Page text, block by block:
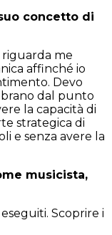
concetto di
me
affinché io
Devo
dal punto
la capacità di
strategica di
e senza avere la
musicista,
Scoprire i